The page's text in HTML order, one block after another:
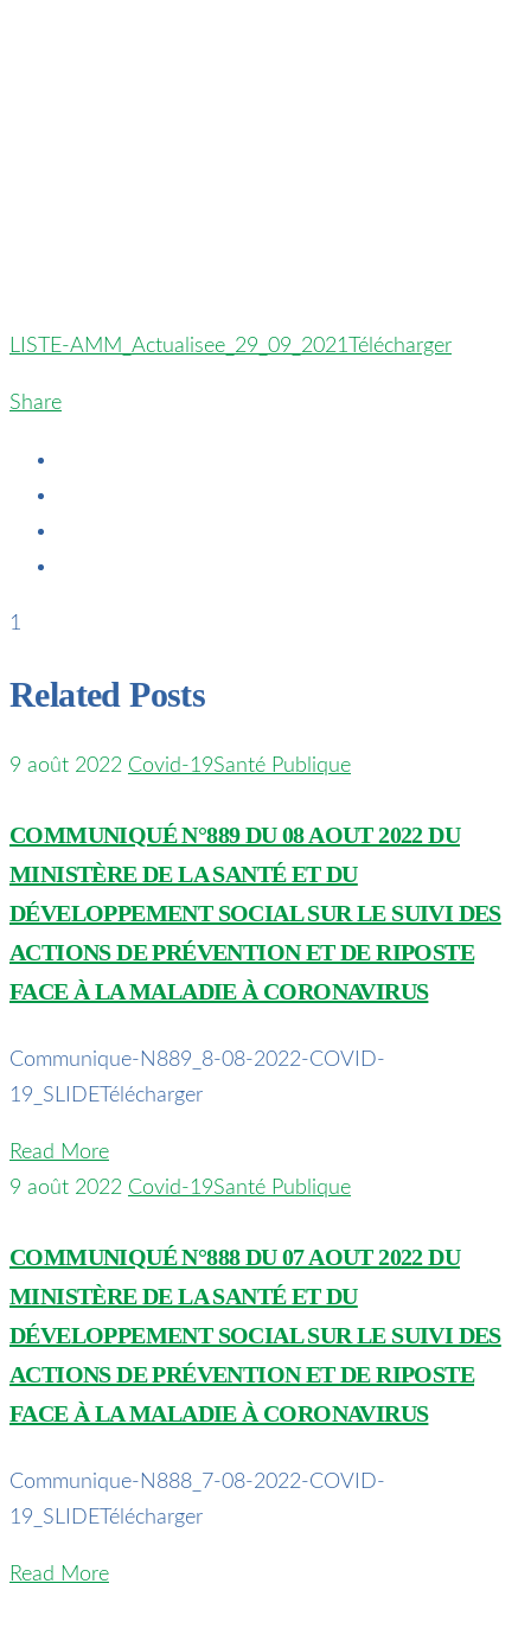
LISTE-AMM_Actualisee_29_09_2021 Télécharger
Share
1
Related Posts
9 août 2022 Covid-19Santé Publique
COMMUNIQUÉ N°889 DU 08 AOUT 2022 DU
MINISTÈRE DE LA SANTÉ ET DU
DÉVELOPPEMENT SOCIAL SUR LE SUIVI DES
ACTIONS DE PRÉVENTION ET DE RIPOSTE
FACE À LA MALADIE À CORONAVIRUS
Communique-N889_8-08-2022-COVID-
19_SLIDETélécharger
Read More
9 août 2022 Covid-19Santé Publique
COMMUNIQUÉ N°888 DU 07 AOUT 2022 DU
MINISTÈRE DE LA SANTÉ ET DU
DÉVELOPPEMENT SOCIAL SUR LE SUIVI DES
ACTIONS DE PRÉVENTION ET DE RIPOSTE
FACE À LA MALADIE À CORONAVIRUS
Communique-N888_7-08-2022-COVID-
19_SLIDETélécharger
Read More